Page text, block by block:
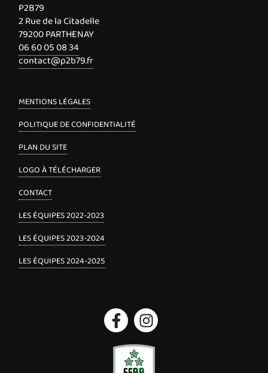
P2B79
2 Rue de la Citadelle
79200 PARTHENAY
06 60 05 08 34
contact@p2b79.fr
MENTIONS LÉGALES
POLITIQUE DE CONFIDENTIALITÉ
PLAN DU SITE
LOGO À TÉLÉCHARGER
CONTACT
LES ÉQUIPES 2022-2023
LES ÉQUIPES 2023-2024
LES ÉQUIPES 2024-2025
FacebookInstagram